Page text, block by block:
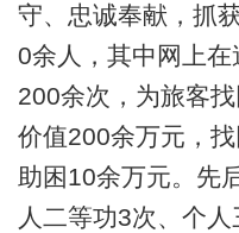
守、忠诚奉献，抓
0余人，其中网上
200余次，为旅客
价值200余万元，
助困10余万元。先
人二等功3次、个